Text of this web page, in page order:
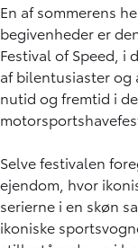
En af sommerens
begivenheder er
Festival of Speed, i
af bilentusiaster
nutid og fremtid i
Selve festivalen
ejendom, hvor
serierne i en skøn
ikoniske